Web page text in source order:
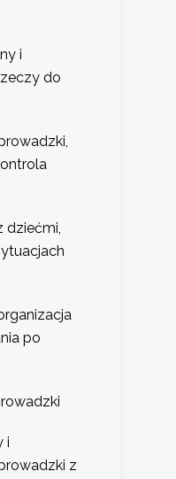
i
do
dziećmi,
po
i
z